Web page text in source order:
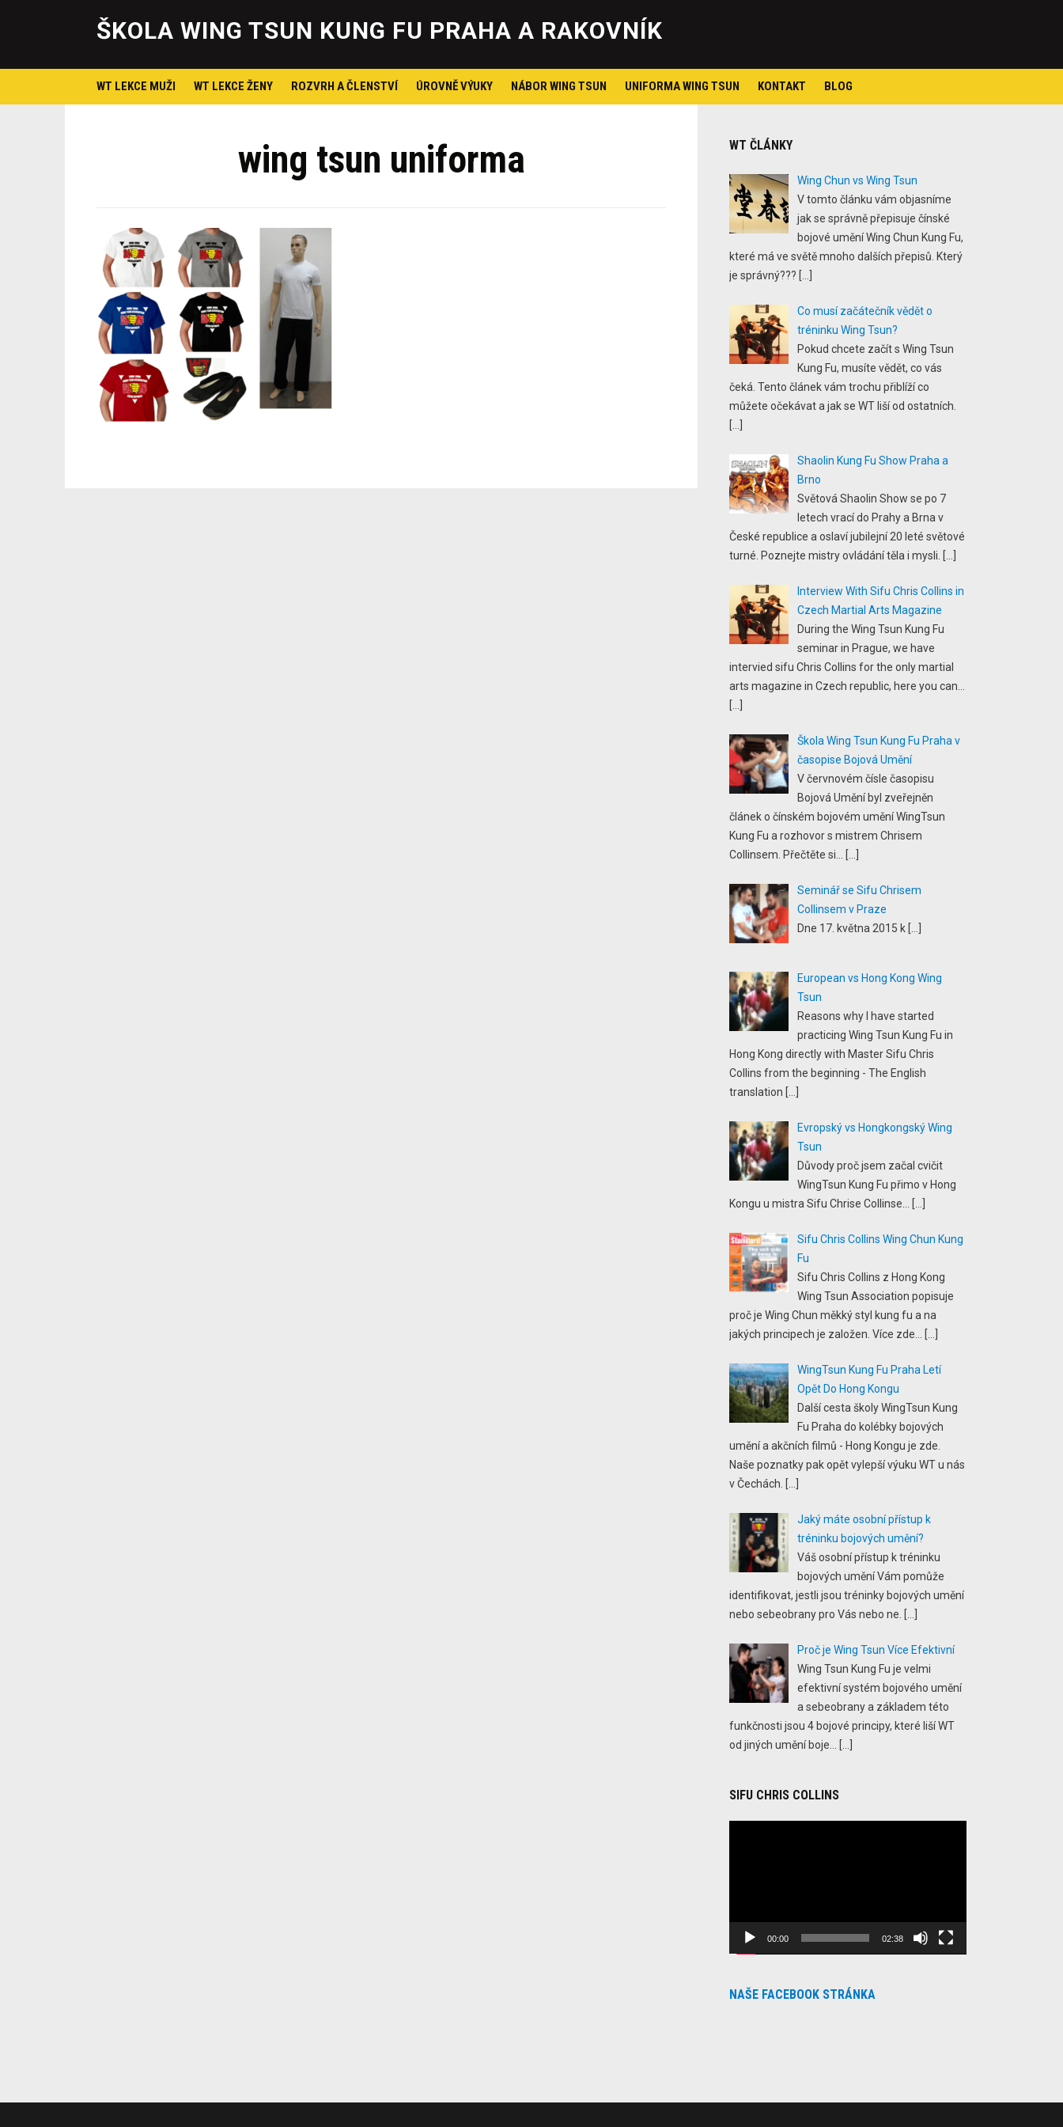
content
ŠKOLA WING TSUN KUNG FU PRAHA A RAKOVNÍK
WT LEKCE MUŽI WT LEKCE ŽENY ROZVRH A ČLENSTVÍ ÚROVNĚ VÝUKY NÁBOR WING TSUN UNIFORMA WING TSUN KONTAKT BLOG
wing tsun uniforma WT ČLÁNKY
Wing Chun vs Wing Tsun
V tomto článku vám objasníme
jak se správně přepisuje čínské
bojové umění Wing Chun Kung Fu,
které má ve světě mnoho dalších přepisů. Který
je správný???
Co musí začátečník vědět o
tréninku Wing Tsun?
Pokud chcete začít s Wing Tsun
Kung Fu, musíte vědět, co vás
čeká. Tento článek vám trochu přiblíží co
můžete očekávat a jak se WT liší od ostatních.
Shaolin Kung Fu Show Praha a
Brno
Světová Shaolin Show se po 7
letech vrací do Prahy a Brna v
České republice a oslaví jubilejní 20 leté světové
turné. Poznejte mistry ovládání těla i mysli.
Interview With Sifu Chris Collins in
Czech Martial Arts Magazine
During the Wing Tsun Kung Fu
seminar in Prague, we have
intervied sifu Chris Collins for the only martial
arts magazine in Czech republic, here you can...
Škola Wing Tsun Kung Fu Praha v
časopise Bojová Umění
V červnovém čísle časopisu
Bojová Umění byl zveřejněn
článek o čínském bojovém umění WingTsun
Kung Fu a rozhovor s mistrem Chrisem
Collinsem. Přečtěte si...
Seminář se Sifu Chrisem
Collinsem v Praze
Dne 17. května 2015 k
European vs Hong Kong Wing
Tsun
Reasons why I have started
practicing Wing Tsun Kung Fu in
Hong Kong directly with Master Sifu Chris
Collins from the beginning - The English
translation
Evropský vs Hongkongský Wing
Tsun
Důvody proč jsem začal cvičit
WingTsun Kung Fu přimo v Hong
Kongu u mistra Sifu Chrise Collinse...
Sifu Chris Collins Wing Chun Kung
Fu
Sifu Chris Collins z Hong Kong
Wing Tsun Association popisuje
proč je Wing Chun měkký styl kung fu a na
jakých principech je založen. Více zde...
WingTsun Kung Fu Praha Letí
Opět Do Hong Kongu
Další cesta školy WingTsun Kung
Fu Praha do kolébky bojových
umění a akčních filmů - Hong Kongu je zde.
Naše poznatky pak opět vylepší výuku WT u nás
v Čechách.
Jaký máte osobní přístup k
tréninku bojových umění?
Váš osobní přístup k tréninku
bojových umění Vám pomůže
identifikovat, jestli jsou tréninky bojových umění
nebo sebeobrany pro Vás nebo ne.
Proč je Wing Tsun Více Efektivní
Wing Tsun Kung Fu je velmi
efektivní systém bojového umění
a sebeobrany a základem této
funkčnosti jsou 4 bojové principy, které liší WT
od jiných umění boje...
SIFU CHRIS COLLINS
00:00 02:38
NAŠE FACEBOOK STRÁNKA